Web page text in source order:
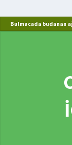
Bulmacada budanan